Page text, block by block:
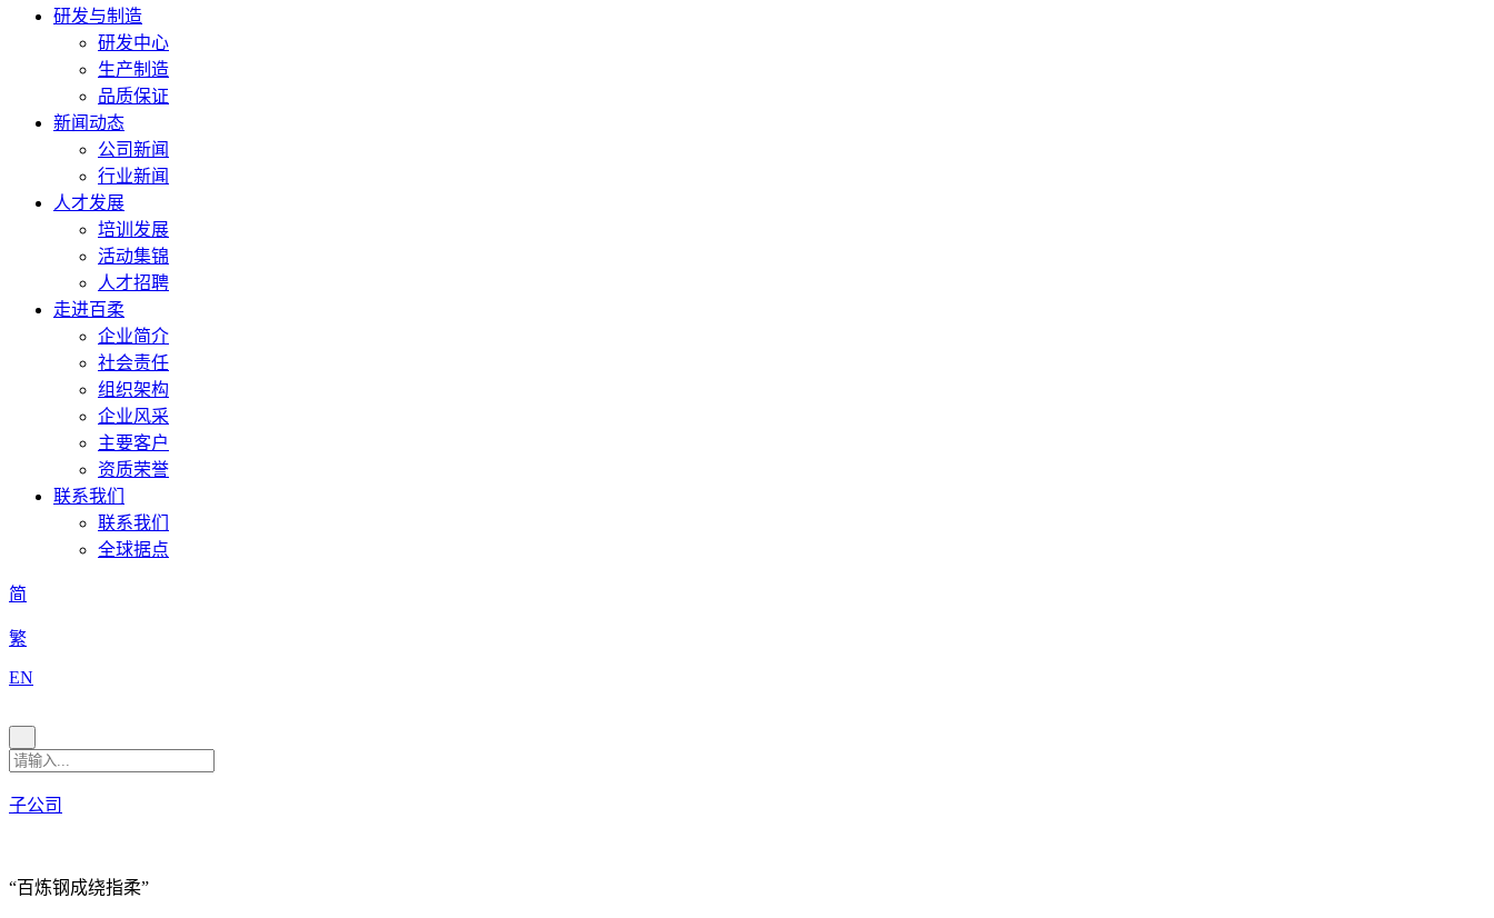
研发与制造
研发中心
生产制造
品质保证
新闻动态
公司新闻
行业新闻
人才发展
培训发展
活动集锦
人才招聘
走进百柔
企业简介
社会责任
组织架构
企业风采
主要客户
资质荣誉
联系我们
联系我们
全球据点
简
繁
EN
子公司
“百炼钢成绕指柔”